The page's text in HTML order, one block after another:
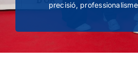
precisió,